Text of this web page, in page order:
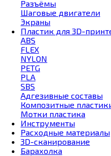
Разъёмы
Шаговые двигатели
Экраны
Пластик для 3D-
ABS
FLEX
NYLON
PETG
PLA
SBS
Адгезивные составы
Композитные
Мотки пластика
Инструменты
Расходные материалы
3D-сканирование
Барахолка